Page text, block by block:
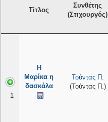
Τίτλος
Συνθέτης
(Στιχουργός)
1
Η
Μαρίκα η
δασκάλα
Τούντας Π.
(Τούντας Π.)